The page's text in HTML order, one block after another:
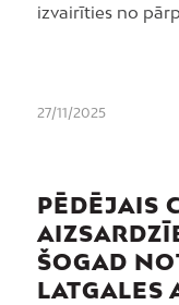
izvairīties no
27/11/2025
PĒDĒJAIS
ŠOGAD
LATGALES